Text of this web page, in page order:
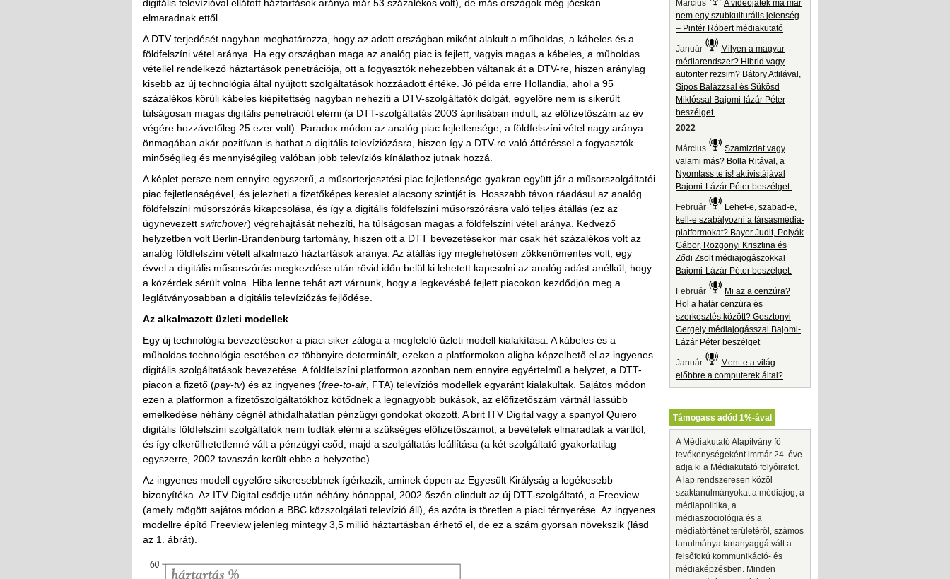
digitális televízióval ellátott háztartások aránya már 53 százalékos volt), de más országok még jócskán
elmaradnak ettől.
A DTV terjedését nagyban meghatározza, hogy az adott országban miként alakult a műholdas, a kábeles és a
földfelszíni vétel aránya. Ha egy országban maga az analóg piac is fejlett, vagyis magas a kábeles, a műholdas
vétellel rendelkező háztartások penetrációja, ott a fogyasztók nehezebben váltanak át a DTV-re, hiszen aránylag
kisebb az új technológia által nyújtott szolgáltatások hozzáadott értéke. Jó példa erre Hollandia, ahol a 95
százalékos körüli kábeles kiépítettség nagyban nehezíti a DTV-szolgáltatók dolgát, egyelőre nem is sikerült
túlságosan magas digitális penetrációt elérni (a DTT-szolgáltatás 2003 áprilisában indult, az előfizetőszám az év
végére hozzávetőleg 25 ezer volt). Paradox módon az analóg piac fejletlensége, a földfelszíni vétel nagy aránya
önmagában akár pozitívan is hathat a digitális televíziózásra, hiszen így a DTV-re való áttéréssel a fogyasztók
minőségileg és mennyiségileg valóban jobb televíziós kínálathoz jutnak hozzá.
A képlet persze nem ennyire egyszerű, a műsorterjesztési piac fejletlensége gyakran együtt jár a műsorszolgáltatói
piac fejletlenségével, és jelezheti a fizetőképes kereslet alacsony szintjét is. Hosszabb távon ráadásul az analóg
földfelszíni műsorszórás kikapcsolása, és így a digitális földfelszíni műsorszórásra való teljes átállás (ez az
úgynevezett switchover) végrehajtását nehezíti, ha túlságosan magas a földfelszíni vétel aránya. Kedvező
helyzetben volt Berlin-Brandenburg tartomány, hiszen ott a DTT bevezetésekor már csak hét százalékos volt az
analóg földfelszíni vételt alkalmazó háztartások aránya. Az átállás így meglehetősen zökkenőmentes volt, egy
évvel a digitális műsorszórás megkezdése után rövid időn belül ki lehetett kapcsolni az analóg adást anélkül, hogy
a közérdek sérült volna. Hiba lenne tehát azt várnunk, hogy a legkevésbé fejlett piacokon kezdődjön meg a
leglátványosabban a digitális televíziózás fejlődése.
Az alkalmazott üzleti modellek
Egy új technológia bevezetésekor a piaci siker záloga a megfelelő üzleti modell kialakítása. A kábeles és a
műholdas technológia esetében ez többnyire determinált, ezeken a platformokon aligha képzelhető el az ingyenes
digitális szolgáltatások bevezetése. A földfelszíni platformon azonban nem ennyire egyértelmű a helyzet, a DTT-
piacon a fizető (pay-tv) és az ingyenes (free-to-air , FTA) televíziós modellek egyaránt kialakultak. Sajátos módon
ezen a platformon a fizetőszolgáltatókhoz kötődnek a legnagyobb bukások, az előfizetőszám vártnál lassúbb
emelkedése néhány cégnél áthidalhatatlan pénzügyi gondokat okozott. A brit ITV Digital vagy a spanyol Quiero
digitális földfelszíni szolgáltatók nem tudták elérni a szükséges előfizetőszámot, a bevételek elmaradtak a várttól,
és így elkerülhetetlenné vált a pénzügyi csőd, majd a szolgáltatás leállítása (a két szolgáltató gyakorlatilag
egyszerre, 2002 tavaszán került ebbe a helyzetbe).
Az ingyenes modell egyelőre sikeresebbnek ígérkezik, aminek éppen az Egyesült Királyság a legékesebb
bizonyítéka. Az ITV Digital csődje után néhány hónappal, 2002 őszén elindult az új DTT-szolgáltató, a Freeview
(amely mögött sajátos módon a BBC közszolgálati televízió áll), és azóta is töretlen a piaci térnyerése. Az ingyenes
modellre építő Freeview jelenleg mintegy 3,5 millió háztartásban érhető el, de ez a szám gyorsan növekszik (lásd
az 1. ábrát).
Március
A videójáték ma már
nem egy szubkulturális jelenség
– Pintér Róbert médiakutató
Január
Milyen a magyar
médiarendszer? Hibrid vagy
autoriter rezsim? Bátory Attilával,
Sipos Balázzsal és Sükösd
Miklóssal Bajomi-lázár Péter
beszélget.
2022
Március
Szamizdat vagy
valami más? Bolla Ritával, a
Nyomtass te is! aktivistájával
Bajomi-Lázár Péter beszélget.
Február
Lehet-e, szabad-e,
kell-e szabályozni a társasmédia-
platformokat? Bayer Judit, Polyák
Gábor, Rozgonyi Krisztina és
Ződi Zsolt médiajogászokkal
Bajomi-Lázár Péter beszélget.
Február
Mi az a cenzúra?
Hol a határ cenzúra és
szerkesztés között? Gosztonyi
Gergely médiajogásszal Bajomi-
Lázár Péter beszélget
Január
Ment-e a világ
előbbre a computerek által?
Támogass adód 1%-ával
A Médiakutató Alapítvány fő
tevékenységeként immár 24. éve
adja ki a Médiakutató folyóiratot.
A lap rendszeresen közöl
szaktanulmányokat a médiajog, a
médiapolitika, a
médiaszociológia és a
médiatörténet területéről, számos
tanulmánya tananyaggá vált a
felsőfokú kommunikáció- és
médiaképzésben. Minden